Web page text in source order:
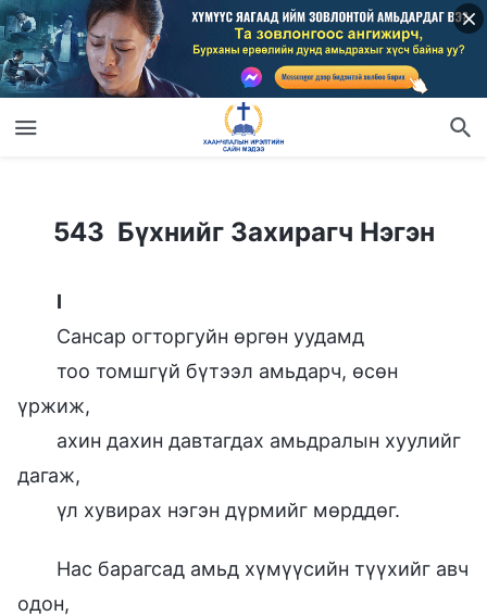
543 Бүхнийг Захирагч Нэгэн
543 Бүхнийг Захирагч Нэгэн
I
Сансар огторгуйн өргөн уудамд
тоо томшгүй бүтээл амьдарч, өсөн
үржиж,
ахин дахин давтагдах амьдралын хуулийг
дагаж,
үл хувирах нэгэн дүрмийг мөрддөг.
Нас барагсад амьд хүмүүсийн түүхийг авч
одон,